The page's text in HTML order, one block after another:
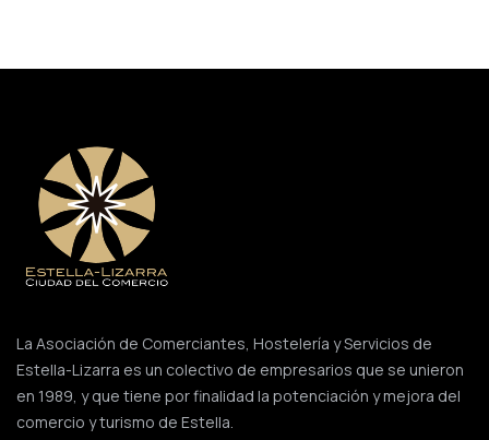
La Asociación de Comerciantes, Hostelería y Servicios de
Estella-Lizarra es un colectivo de empresarios que se unieron
en 1989, y que tiene por finalidad la potenciación y mejora del
comercio y turismo de Estella.